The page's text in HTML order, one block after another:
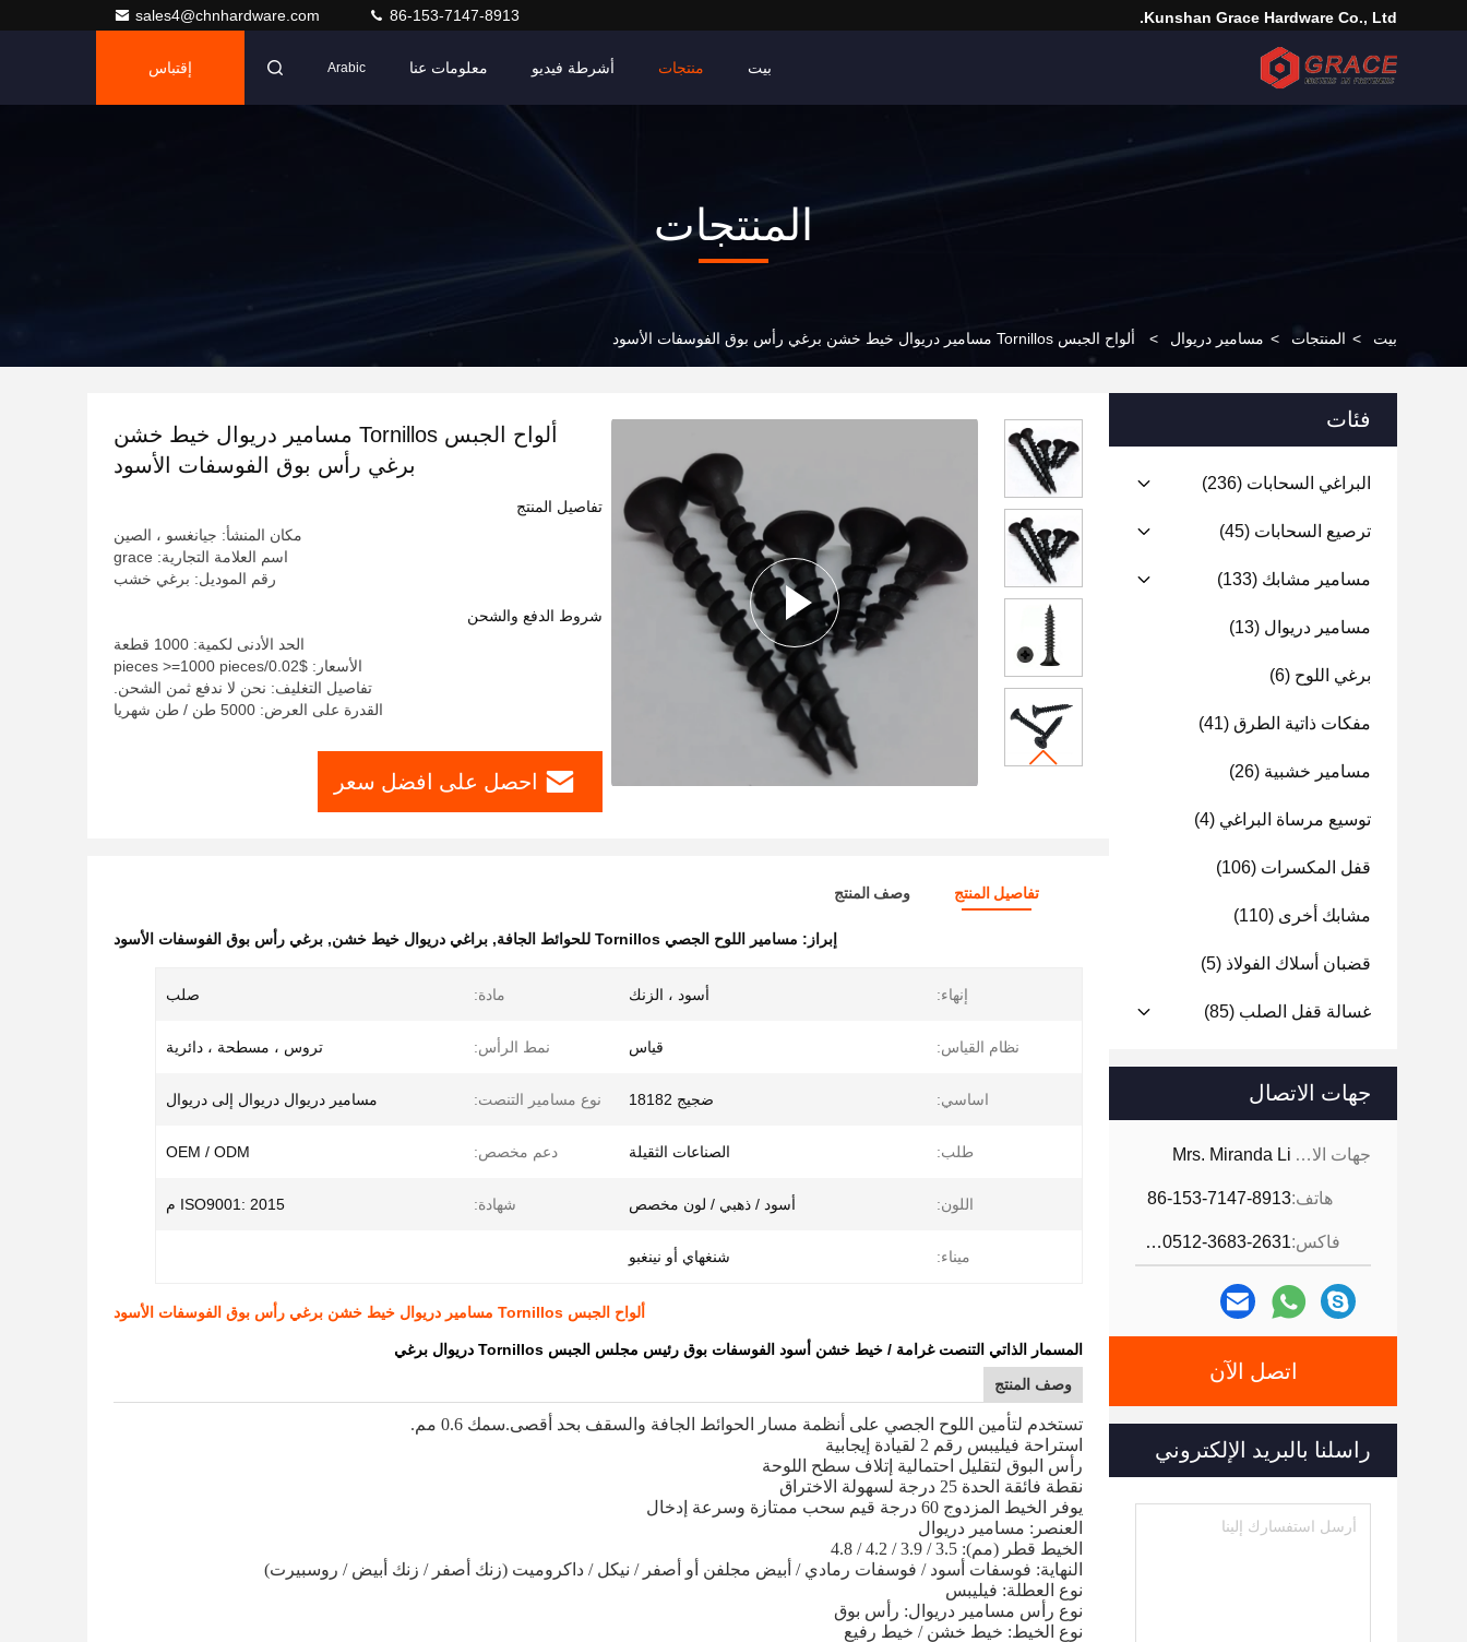
Kunshan Grace Hardware Co., Ltd.
sales4@chnhardware.com 86-153-7147-8913
بيت منتجات أشرطة فيديو معلومات عنا Arabic إقتباس
المنتجات
بيت > المنتجات > مسامير دريوال > ألواح الجبس Tornillos مسامير دريوال خيط خشن برغي رأس بوق الفوسفات الأسود
فئات
البراغي السحابات (236)
ترصيع السحابات (45)
مسامير مشابك (133)
مسامير دريوال (13)
برغي اللوح (6)
مفكات ذاتية الطرق (41)
مسامير خشبية (26)
توسيع مرساة البراغي (4)
قفل المكسرات (106)
مشابك أخرى (110)
قضبان أسلاك الفولاذ (5)
غسالة قفل الصلب (85)
جهات الاتصال
جهات الاتصال: Mrs. Miranda Li
هاتف:86-153-7147-8913
فاكس: 86-0512-3683-2631
اتصل الآن
راسلنا بالبريد الإلكتروني
ألواح الجبس Tornillos مسامير دريوال خيط خشن
برغي رأس بوق الفوسفات الأسود
تفاصيل المنتج
مكان المنشأ: جيانغسو ، الصين
اسم العلامة التجارية: grace
رقم الموديل: برغي خشب
شروط الدفع والشحن
الحد الأدنى لكمية: 1000 قطعة
الأسعار: $0.02/pieces >=1000 pieces
تفاصيل التغليف: نحن لا ندفع ثمن الشحن.
القدرة على العرض: 5000 طن / طن شهريا
احصل على افضل سعر
تفاصيل المنتج وصف المنتج
إبراز: مسامير اللوح الجصي Tornillos للحوائط الجافة , براغي دريوال خيط خشن, برغي رأس بوق الفوسفات الأسود
إنهاء: أسود ، الزنك مادة: صلب
نظام القياس: قياس نمط الرأس: تروس ، مسطحة ، دائرية
اساسي: ضجيج 18182 نوع مسامير التنصت: مسامير دريوال دريوال إلى دريوال
طلب: الصناعات الثقيلة دعم مخصص: OEM / ODM
اللون: أسود / ذهبي / لون مخصص شهادة: ISO9001: 2015 م
ميناء: شنغهاي أو نينغبو
ألواح الجبس Tornillos مسامير دريوال خيط خشن برغي رأس بوق الفوسفات الأسود
المسمار الذاتي التنصت غرامة / خيط خشن أسود الفوسفات بوق رئيس مجلس الجبس Tornillos دريوال برغي
وصف المنتج
تستخدم لتأمين اللوح الجصي على أنظمة مسار الحوائط الجافة والسقف بحد أقصى.سمك 0.6 مم.
استراحة فيليبس رقم 2 لقيادة إيجابية
رأس البوق لتقليل احتمالية إتلاف سطح اللوحة
نقطة فائقة الحدة 25 درجة لسهولة الاختراق
يوفر الخيط المزدوج 60 درجة قيم سحب ممتازة وسرعة إدخال
العنصر: مسامير دريوال
الخيط قطر (مم): 3.5 / 3.9 / 4.2 / 4.8
النهاية: فوسفات أسود / فوسفات رمادي / أبيض مجلفن أو أصفر / نيكل / داكروميت (زنك أصفر / زنك أبيض / روسبيرت)
نوع العطلة: فيليبس
نوع رأس مسامير دريوال: رأس بوق
نوع الخيط: خيط خشن / خيط رفيع